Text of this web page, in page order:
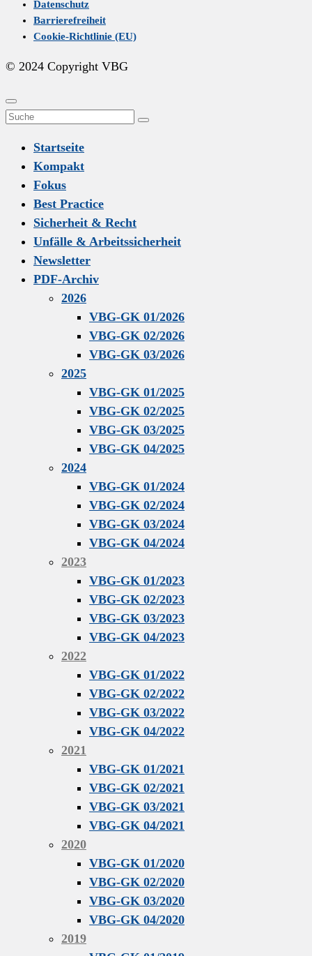
Datenschutz
Barrierefreiheit
Cookie-Richtlinie (EU)
© 2024 Copyright VBG
Scroll
To
Close
menu
Search
Suchen
Startseite
Kompakt
Fokus
Best Practice
Sicherheit & Recht
Unfälle & Arbeitssicherheit
Newsletter
PDF-Archiv
2026
VBG-GK 01/2026
VBG-GK 02/2026
VBG-GK 03/2026
2025
VBG-GK 01/2025
VBG-GK 02/2025
VBG-GK 03/2025
VBG-GK 04/2025
2024
VBG-GK 01/2024
VBG-GK 02/2024
VBG-GK 03/2024
VBG-GK 04/2024
2023
VBG-GK 01/2023
VBG-GK 02/2023
VBG-GK 03/2023
VBG-GK 04/2023
2022
VBG-GK 01/2022
VBG-GK 02/2022
VBG-GK 03/2022
VBG-GK 04/2022
2021
VBG-GK 01/2021
VBG-GK 02/2021
VBG-GK 03/2021
VBG-GK 04/2021
2020
VBG-GK 01/2020
VBG-GK 02/2020
VBG-GK 03/2020
VBG-GK 04/2020
2019